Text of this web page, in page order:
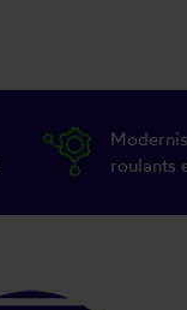
roulants